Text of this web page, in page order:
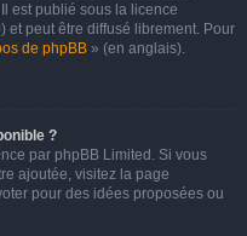
est publié sous la licence
et peut être diffusé librement. Pour
de phpBB » (en anglais).
?
par phpBB Limited. Si vous
ajoutée, visitez la page
pour des idées proposées ou